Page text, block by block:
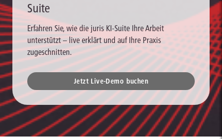
Suite
Erfahren Sie, wie die juris KI-Suite Ihre Arbeit
unterstützt – live erklärt und auf Ihre Praxis
zugeschnitten.
Jetzt Live-Demo buchen